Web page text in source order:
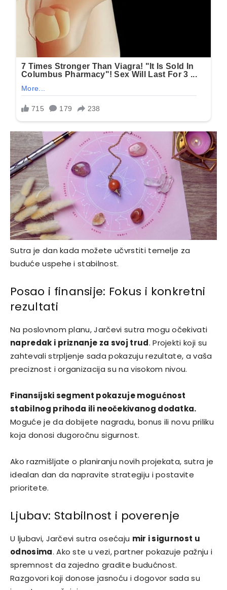
Sutra je dan kada možete učvrstiti temelje za
buduće uspehe i stabilnost.
Posao i finansije: Fokus i konkretni
rezultati
Na poslovnom planu, Jarčevi sutra mogu očekivati
napredak i priznanje za svoj trud. Projekti koji su
zahtevali strpljenje sada pokazuju rezultate, a vaša
preciznost i organizacija su na visokom nivou.
Finansijski segment pokazuje mogućnost
stabilnog prihoda ili neočekivanog dodatka.
Moguće je da dobijete nagradu, bonus ili novu priliku
koja donosi dugoročnu sigurnost.
Ako razmišljate o planiranju novih projekata, sutra je
idealan dan da napravite strategiju i postavite
prioritete.
Ljubav: Stabilnost i poverenje
U ljubavi, Jarčevi sutra osećaju mir i sigurnost u
odnosima. Ako ste u vezi, partner pokazuje pažnju i
spremnost da zajedno gradite budućnost.
Razgovori koji donose jasnoću i dogovor sada su